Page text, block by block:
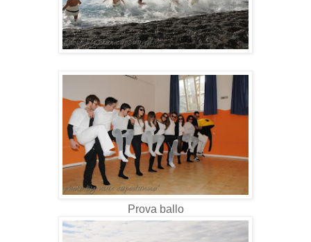
Prova ballo